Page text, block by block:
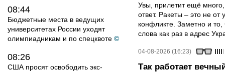
08:44
Бюджетные места в ведущих
университетах России уходят
олимпиадникам и по спецквоте ©
08:26
США просят освободить экс-
Увы, прилетит ещё
ответ. Ракеты – это не от
конфликте. Заметно и
слова как раз в адрес
04-08-2026 (16:23)
Так работает